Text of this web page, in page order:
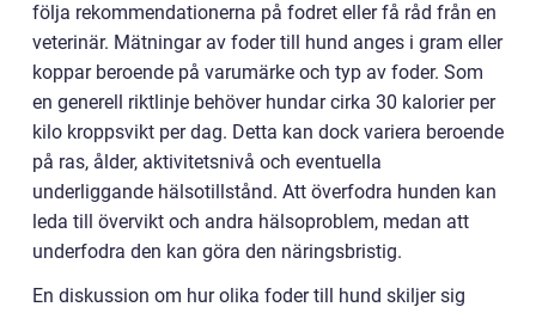
följa rekommendationerna på fodret eller få råd från en
veterinär. Mätningar av foder till hund anges i gram eller
koppar beroende på varumärke och typ av foder. Som
en generell riktlinje behöver hundar cirka 30 kalorier per
kilo kroppsvikt per dag. Detta kan dock variera beroende
på ras, ålder, aktivitetsnivå och eventuella
underliggande hälsotillstånd. Att överfodra hunden kan
leda till övervikt och andra hälsoproblem, medan att
underfodra den kan göra den näringsbristig.
En diskussion om hur olika foder till hund skiljer sig